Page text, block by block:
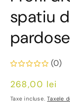
spatiu
(0)
Preț
obișnuit
268,00 lei
Taxe incluse.Taxele